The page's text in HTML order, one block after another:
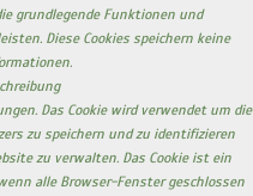
grundlegende Funktionen und
Diese Cookies speichern keine
Das Cookie wird verwendet um die
zu speichern und zu identifizieren
zu verwalten. Das Cookie ist ein
alle Browser-Fenster geschlossen